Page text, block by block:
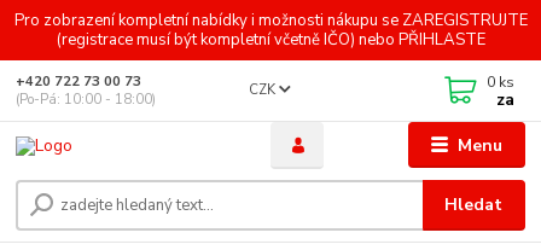
Pro zobrazení kompletní nabídky i možnosti nákupu se ZAREGISTRUJTE
(registrace musí být kompletní včetně IČO) nebo PŘIHLASTE
Menu
CZK
Hledat
+420 722 73 00 73
(Po-Pá: 10:00 - 18:00)
0 ks
za